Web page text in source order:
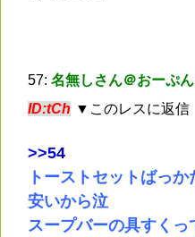
57: 名無しさん＠おーぷん
ID:tCh ▼このレスに返信
>>54
トーストセットばっか
安いから泣
スープバーの具すくっ